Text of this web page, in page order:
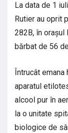
La data de 1
Rutier au oprit
282B, în orașul
bărbat de 56
Întrucât
aparatul
alcool pur în
la o unitate
biologice de